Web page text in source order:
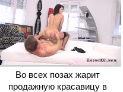
Во всех позах жарит
продажную красавицу в